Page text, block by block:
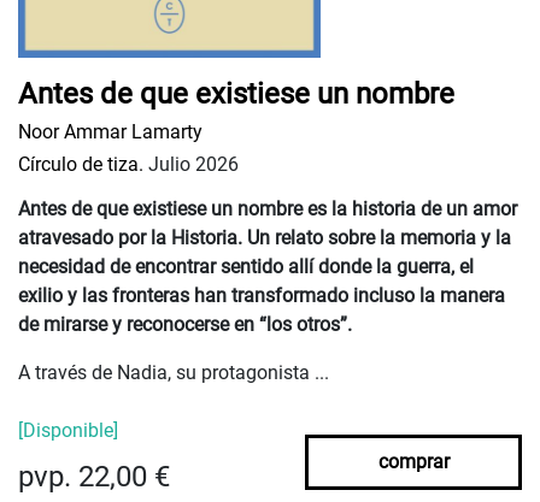
Antes de que existiese un nombre
Noor Ammar Lamarty
Círculo de tiza. Julio 2026
Antes de que existiese un nombre es la historia de un amor
atravesado por la Historia. Un relato sobre la memoria y la
necesidad de encontrar sentido allí donde la guerra, el
exilio y las fronteras han transformado incluso la manera
de mirarse y reconocerse en “los otros”.
A través de Nadia, su protagonista ...
[Disponible]
pvp. 22,00 € comprar